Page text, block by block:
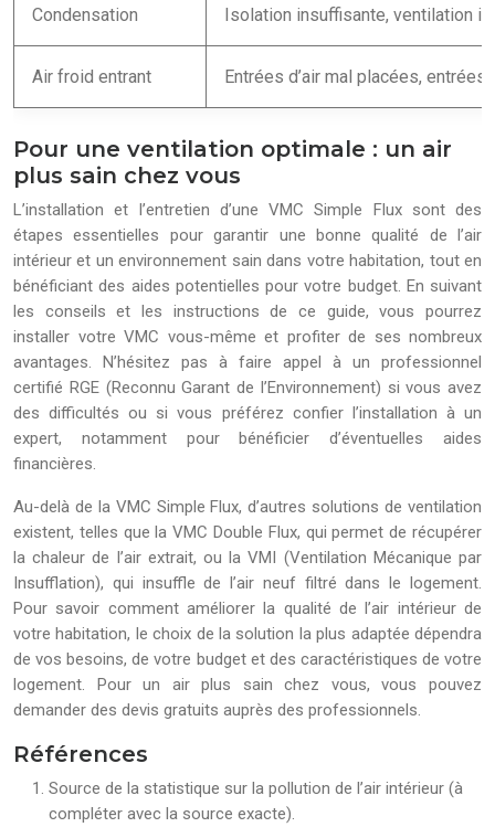
Condensation Isolation insuffisante, ventilation
Air froid entrant Entrées d’air mal placées, entrées
Pour une ventilation optimale : un air
plus sain chez vous
L’installation et l’entretien d’une VMC Simple Flux sont des
étapes essentielles pour garantir une bonne qualité de l’air
intérieur et un environnement sain dans votre habitation, tout en
bénéficiant des aides potentielles pour votre budget. En suivant
les conseils et les instructions de ce guide, vous pourrez
installer votre VMC vous-même et profiter de ses nombreux
avantages. N’hésitez pas à faire appel à un professionnel
certifié RGE (Reconnu Garant de l’Environnement) si vous avez
des difficultés ou si vous préférez confier l’installation à un
expert, notamment pour bénéficier d’éventuelles aides
financières.
Au-delà de la VMC Simple Flux, d’autres solutions de ventilation
existent, telles que la VMC Double Flux, qui permet de récupérer
la chaleur de l’air extrait, ou la VMI (Ventilation Mécanique par
Insufflation), qui insuffle de l’air neuf filtré dans le logement.
Pour savoir comment améliorer la qualité de l’air intérieur de
votre habitation, le choix de la solution la plus adaptée dépendra
de vos besoins, de votre budget et des caractéristiques de votre
logement. Pour un air plus sain chez vous, vous pouvez
demander des devis gratuits auprès des professionnels.
Références
Source de la statistique sur la pollution de l’air intérieur (à
compléter avec la source exacte).